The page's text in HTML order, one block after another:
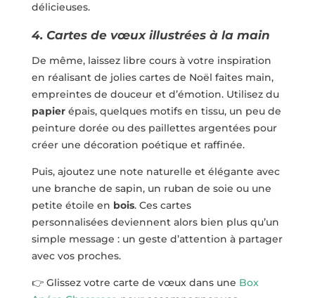
délicieuses.
4. Cartes de vœux illustrées à la main
De même, laissez libre cours à votre inspiration
en réalisant de jolies cartes de Noël faites main,
empreintes de douceur et d’émotion. Utilisez du
papierépais, quelques motifs en tissu, un peu de
peinture dorée ou des paillettes argentées pour
créer une décoration poétique et raffinée.
Puis, ajoutez une note naturelle et élégante avec
une branche de sapin, un ruban de soie ou une
petite étoile en bois. Ces cartes
personnalisées deviennent alors bien plus qu’un
simple message : un geste d’attention à partager
avec vos proches.
👉Glissez votre carte de vœux dans une Box